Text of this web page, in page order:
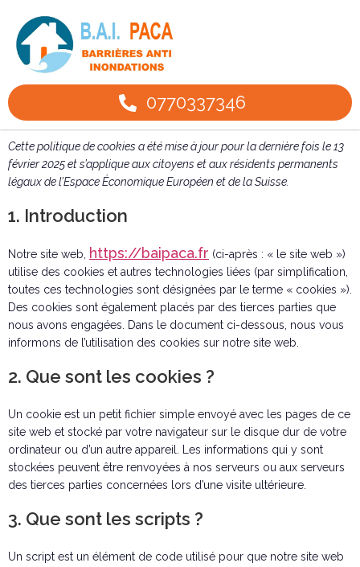
0770337346
Cette politique de cookies a été mise à jour pour la dernière fois le 13
février 2025 et s’applique aux citoyens et aux résidents permanents
légaux de l’Espace Économique Européen et de la Suisse.
1. Introduction
Notre site web, https://baipaca.fr (ci-après : « le site web »)
utilise des cookies et autres technologies liées (par simplification,
toutes ces technologies sont désignées par le terme « cookies »).
Des cookies sont également placés par des tierces parties que
nous avons engagées. Dans le document ci-dessous, nous vous
informons de l’utilisation des cookies sur notre site web.
2. Que sont les cookies ?
Un cookie est un petit fichier simple envoyé avec les pages de ce
site web et stocké par votre navigateur sur le disque dur de votre
ordinateur ou d’un autre appareil. Les informations qui y sont
stockées peuvent être renvoyées à nos serveurs ou aux serveurs
des tierces parties concernées lors d’une visite ultérieure.
3. Que sont les scripts ?
Un script est un élément de code utilisé pour que notre site web